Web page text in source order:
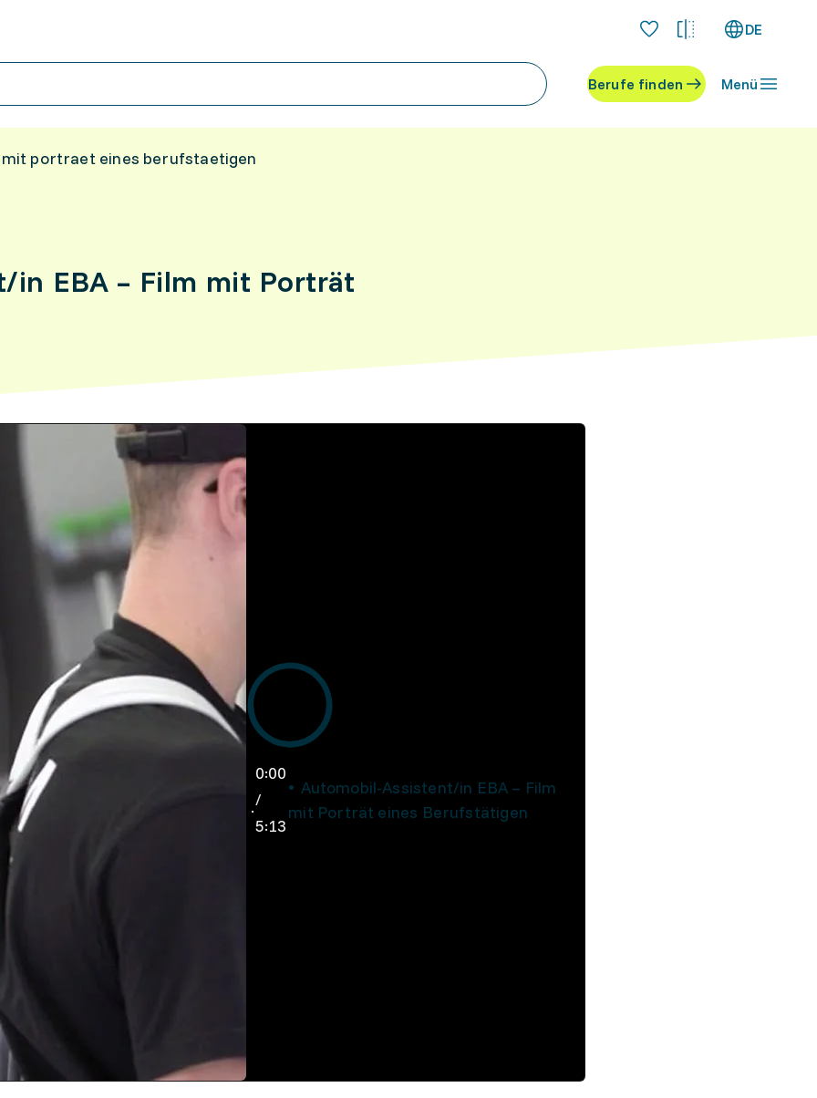
DE
Berufe finden Menü
portraet eines berufstaetigen
EBA – Film mit Porträt
0:00
/
5:13
Automobil-Assistent/in EBA – Film
mit Porträt eines Berufstätigen